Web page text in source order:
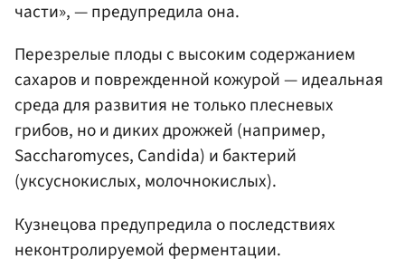
части», — предупредила она.
Перезрелые плоды с высоким содержанием
сахаров и поврежденной кожурой — идеальная
среда для развития не только плесневых
грибов, но и диких дрожжей (например,
Saccharomyces, Candida) и бактерий
(уксуснокислых, молочнокислых).
Кузнецова предупредила о последствиях
неконтролируемой ферментации.